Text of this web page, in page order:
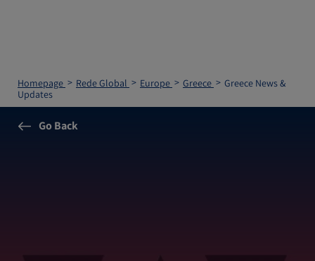
Homepage Rede Global Europe Greece
Greece News &
Updates
Go Back